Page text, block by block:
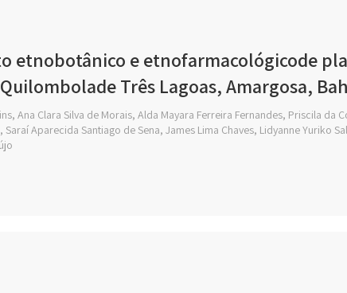
etnobotânico e etnofarmacológicode
Três Lagoas, Amargosa,
Ana Clara Silva de Morais, Alda Mayara Ferreira Fernandes, Priscila da
Aparecida Santiago de Sena, James Lima Chaves, Lidyanne Yuriko